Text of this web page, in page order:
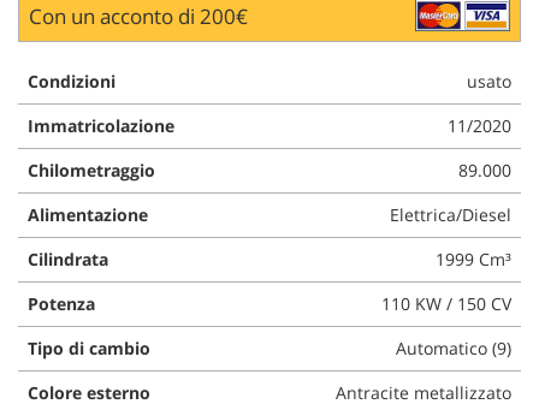
Con un acconto di 200€
Condizioni
usato
Immatricolazione
11/2020
Chilometraggio
89.000
Alimentazione
Elettrica/Diesel
Cilindrata
1999 Cm³
Potenza
110 KW / 150 CV
Tipo di cambio
Automatico (9)
Colore esterno
Antracite metallizzato